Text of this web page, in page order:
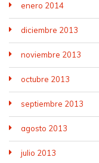
enero 2014
diciembre 2013
noviembre 2013
octubre 2013
septiembre 2013
agosto 2013
julio 2013